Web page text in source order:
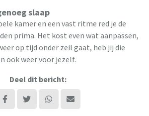
slaap
kamer en een vast ritme red je de
prima. Het kost even wat aanpassen,
op tijd onder zeil gaat, heb jij die
ook weer voor jezelf.
Deel dit bericht: